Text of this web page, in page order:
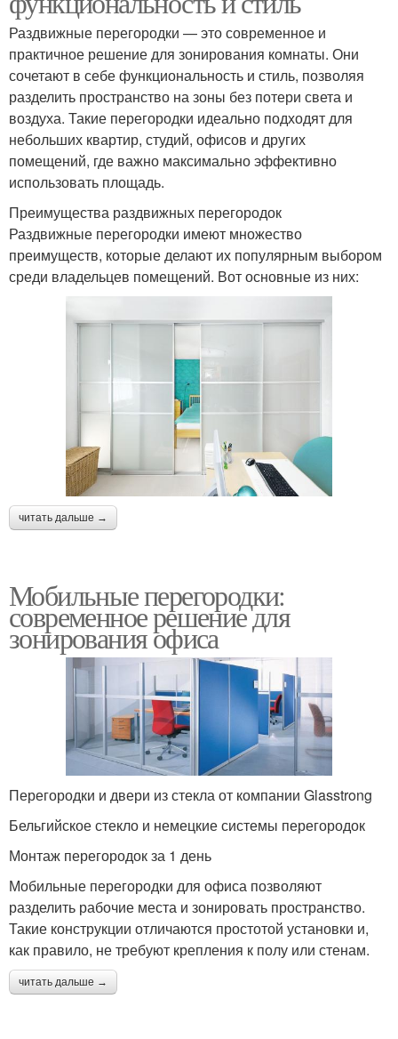
Раздвижные перегородки — это современное и
практичное решение для зонирования комнаты. Они
сочетают в себе функциональность и стиль, позволяя
разделить пространство на зоны без потери света и
воздуха. Такие перегородки идеально подходят для
небольших квартир, студий, офисов и других
помещений, где важно максимально эффективно
использовать площадь.
Преимущества раздвижных перегородок
Раздвижные перегородки имеют множество
преимуществ, которые делают их популярным выбором
среди владельцев помещений. Вот основные из них:
читать дальше →
Мобильные перегородки:
современное решение для
зонирования офиса
Перегородки и двери из стекла от компании Glasstrong
Бельгийское стекло и немецкие системы перегородок
Монтаж перегородок за 1 день
Мобильные перегородки для офиса позволяют
разделить рабочие места и зонировать пространство.
Такие конструкции отличаются простотой установки и,
как правило, не требуют крепления к полу или стенам.
читать дальше →